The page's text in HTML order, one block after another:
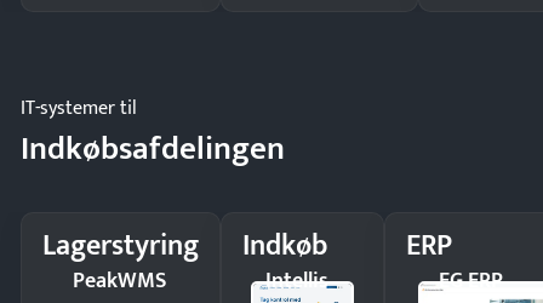
IT-systemer til
Indkøbsafdelingen
Lagerstyring
PeakWMS
Indkøb
Intellis
ERP
EG ERP